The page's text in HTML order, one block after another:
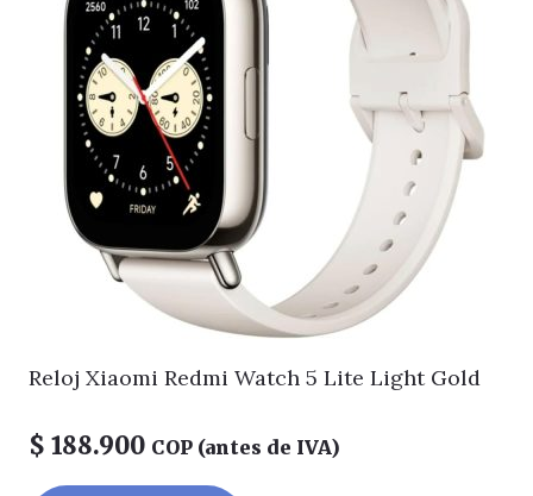
Reloj Xiaomi Redmi Watch 5 Lite Light Gold
$ 188.900 COP (antes de IVA)